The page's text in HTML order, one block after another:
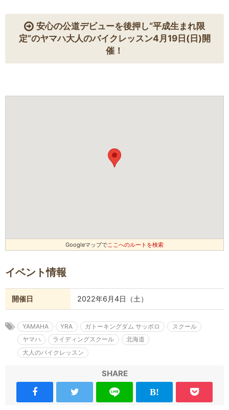
安心の公道デビューを後押し“平成生まれ限
定”のヤマハ大人のバイクレッスン4月19日(日)開
催！
Googleマップでここへのルートを検索
イベント情報
開催日 2022年6月4日（土）
YAMAHA YRA ガトーキングダム サッポロ
スクール
ヤマハ
ライディングスクール
北海道
大人のバイクレッスン
SHARE